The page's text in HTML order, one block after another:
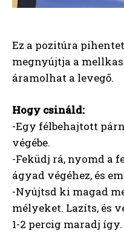
Ez a pozitúra
megnyújtja a
áramolhat a levegő.
Hogy csináld:
-Egy félbehajtott
végébe.
-Feküdj rá, nyomd a
ágyad végéhez, és
-Nyújtsd ki magad
mélyeket. Lazíts, és
1-2 percig maradj így.